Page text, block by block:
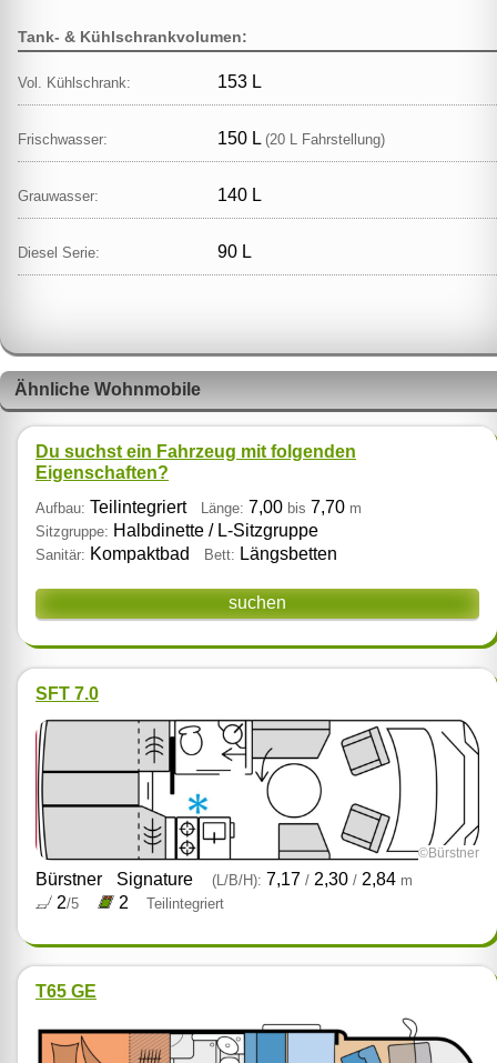
Tank- & Kühlschrankvolumen:
Vol. Kühlschrank: 153 L
Frischwasser: 150 L (20 L Fahrstellung)
Grauwasser: 140 L
Diesel Serie: 90 L
Ähnliche Wohnmobile
Du suchst ein Fahrzeug mit folgenden
Eigenschaften?
Aufbau: Teilintegriert Länge: 7,00 bis 7,70 m
Sitzgruppe: Halbdinette / L‑Sitzgruppe
Sanitär: Kompaktbad Bett: Längsbetten
suchen
SFT 7.0
©Bürstner
Bürstner Signature (L/B/H): 7,17 /2,30 /2,84 m
2/5 2 Teilintegriert
T65 GE